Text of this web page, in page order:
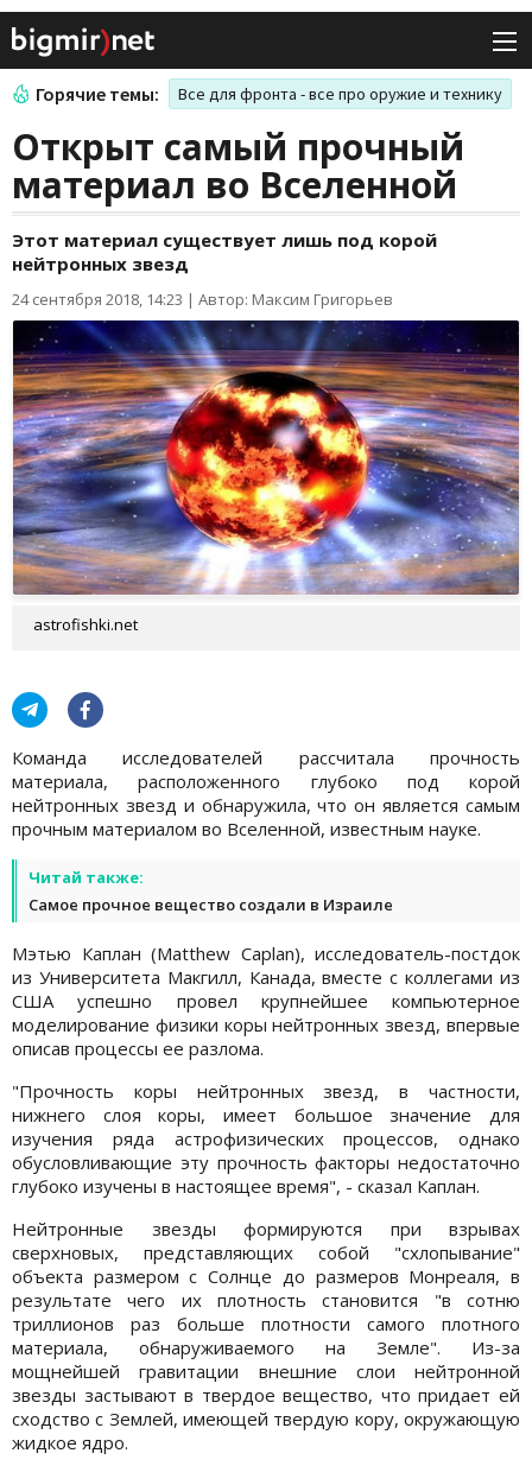
Горячие темы: Все для фронта - все про оружие и технику
Открыт самый прочный
материал во Вселенной
Этот материал существует лишь под корой
нейтронных звезд
24 сентября 2018, 14:23 | Автор: Максим Григорьев
astrofishki.net
Команда исследователей рассчитала прочность
материала, расположенного глубоко под корой
нейтронных звезд и обнаружила, что он является самым
прочным материалом во Вселенной, известным науке.
Читай также:
Самое прочное вещество создали в Израиле
Мэтью Каплан (Matthew Caplan), исследователь-постдок
из Университета Макгилл, Канада, вместе с коллегами из
США успешно провел крупнейшее компьютерное
моделирование физики коры нейтронных звезд, впервые
описав процессы ее разлома.
"Прочность коры нейтронных звезд, в частности,
нижнего слоя коры, имеет большое значение для
изучения ряда астрофизических процессов, однако
обусловливающие эту прочность факторы недостаточно
глубоко изучены в настоящее время", - сказал Каплан.
Нейтронные звезды формируются при взрывах
сверхновых, представляющих собой "схлопывание"
объекта размером с Солнце до размеров Монреаля, в
результате чего их плотность становится "в сотню
триллионов раз больше плотности самого плотного
материала, обнаруживаемого на Земле". Из-за
мощнейшей гравитации внешние слои нейтронной
звезды застывают в твердое вещество, что придает ей
сходство с Землей, имеющей твердую кору, окружающую
жидкое ядро.